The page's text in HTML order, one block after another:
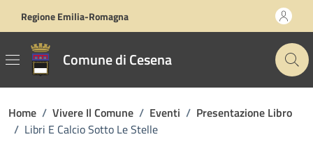
Regione Emilia-Romagna
Comune di Cesena
Home / Vivere Il Comune / Eventi / Presentazione Libro
/ Libri E Calcio Sotto Le Stelle